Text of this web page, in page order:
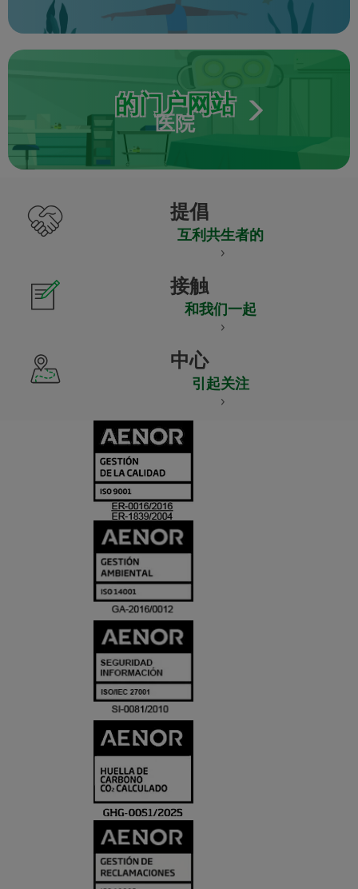
的门户网站
医院
提倡
互利共生者的
接触
和我们一起
中心
引起关注